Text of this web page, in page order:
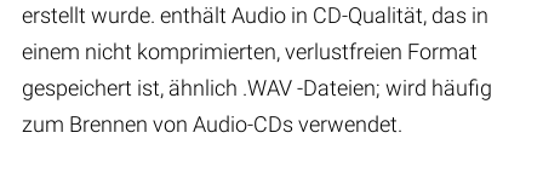
erstellt wurde. enthält Audio in CD-Qualität, das in
einem nicht komprimierten, verlustfreien Format
gespeichert ist, ähnlich .WAV -Dateien; wird häufig
zum Brennen von Audio-CDs verwendet.